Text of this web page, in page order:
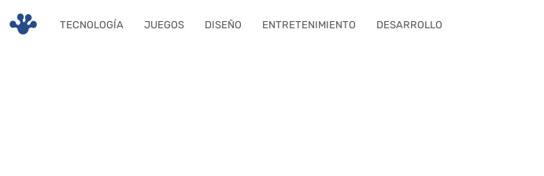
TECNOLOGÍA JUEGOS DISEÑO ENTRETENIMIENTO DESARROLLO